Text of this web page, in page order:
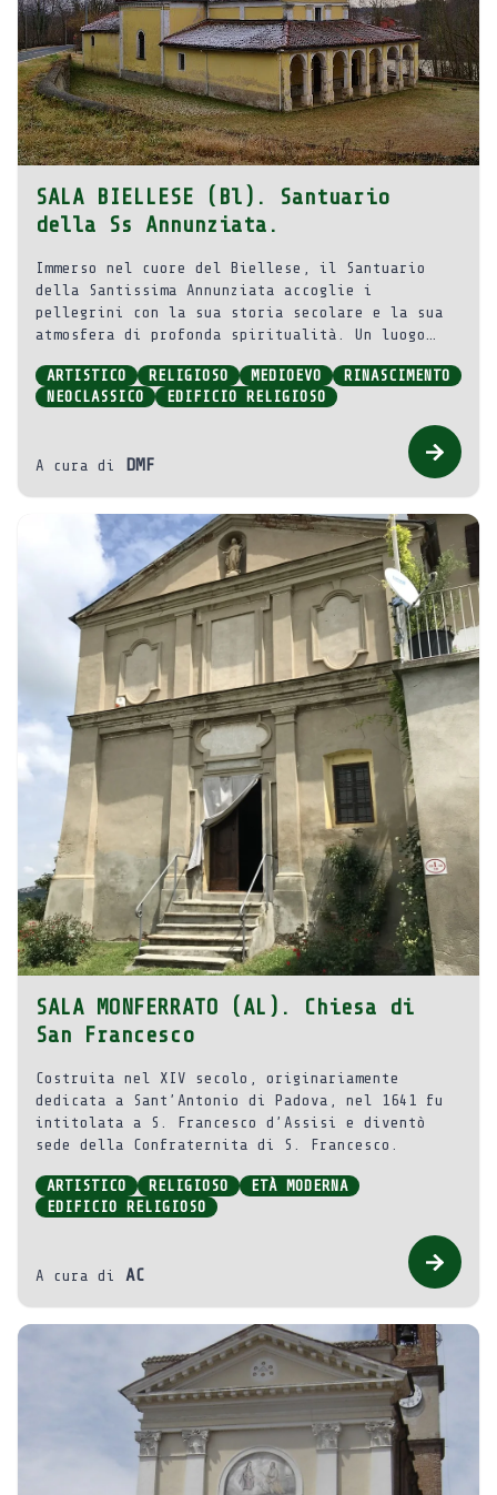
SALA BIELLESE (Bl). Santuario
della Ss Annunziata.
Immerso nel cuore del Biellese, il Santuario
della Santissima Annunziata accoglie i
pellegrini con la sua storia secolare e la sua
atmosfera di profonda spiritualità. Un luogo
offrendo un’esperienza unica ai visitatori.
ARTISTICO RELIGIOSO MEDIOEVO
RINASCIMENTO
NEOCLASSICO
EDIFICIO RELIGIOSO
A cura di DMF
SALA MONFERRATO (AL). Chiesa di
San Francesco
Costruita nel XIV secolo, originariamente
dedicata a Sant’Antonio di Padova, nel 1641 fu
intitolata a S. Francesco d’Assisi e diventò
sede della Confraternita di S. Francesco.
ARTISTICO RELIGIOSO
ETÀ MODERNA
EDIFICIO RELIGIOSO
A cura di AC